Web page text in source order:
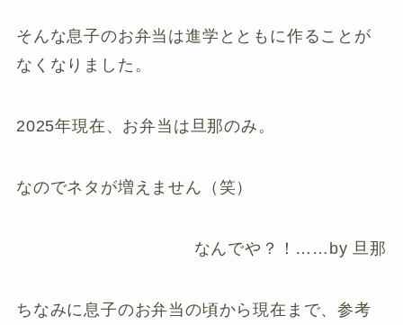
そんな息子のお弁当は進学とともに作ることが
なくなりました。
2025年現在、お弁当は旦那のみ。
なのでネタが増えません（笑）
なんでや？！……by 旦那
ちなみに息子のお弁当の頃から現在まで、参考